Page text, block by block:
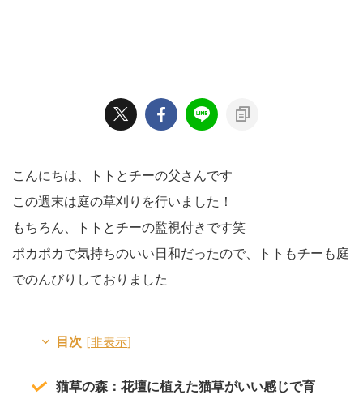
こんにちは、トトとチーの父さんです
この週末は庭の草刈りを行いました！
もちろん、トトとチーの監視付きです笑
ポカポカで気持ちのいい日和だったので、トトもチーも庭
でのんびりしておりました
目次 [非表示]
猫草の森：花壇に植えた猫草がいい感じで育